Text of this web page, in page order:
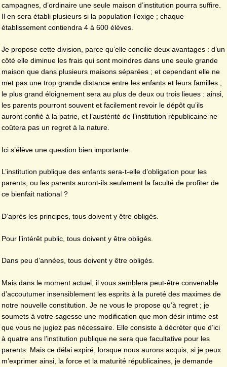
campagnes, d’ordinaire une seule maison d’institution pourra suffire.
Il en sera établi plusieurs si la population l’exige ; chaque
établissement contiendra 4 à 600 élèves.
Je propose cette division, parce qu’elle concilie deux avantages : d’un
côté elle diminue les frais qui sont moindres dans une seule grande
maison que dans plusieurs maisons séparées ; et cependant elle ne
met pas une trop grande distance entre les enfants et leurs familles ;
le plus grand éloignement sera au plus de deux ou trois lieues : ainsi,
les parents pourront souvent et facilement revoir le dépôt qu’ils
auront confié à la patrie, et l’austérité de l’institution républicaine ne
coûtera pas un regret à la nature.
Ici s’élève une question bien importante.
L’institution publique des enfants sera-t-elle d’obligation pour les
parents, ou les parents auront-ils seulement la faculté de profiter de
ce bienfait national ?
D’après les principes, tous doivent y être obligés.
Pour l’intérêt public, tous doivent y être obligés.
Dans peu d’années, tous doivent y être obligés.
Mais dans le moment actuel, il vous semblera peut-être convenable
d’accoutumer insensiblement les esprits à la pureté des maximes de
notre nouvelle constitution. Je ne vous le propose qu’à regret ; je
soumets à votre sagesse une modification que mon désir intime est
que vous ne jugiez pas nécessaire. Elle consiste à décréter que d’ici
à quatre ans l’institution publique ne sera que facultative pour les
parents. Mais ce délai expiré, lorsque nous aurons acquis, si je peux
m’exprimer ainsi, la force et la maturité républicaines, je demande